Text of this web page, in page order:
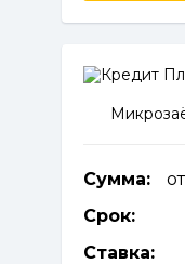
Сумма:
Срок:
Ставка: